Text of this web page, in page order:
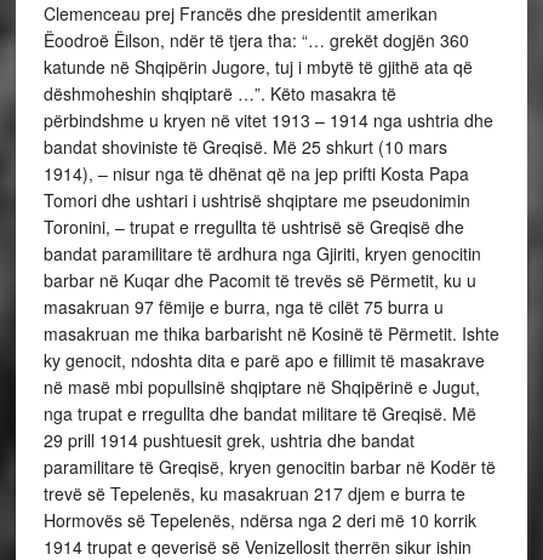
Clemenceau prej Francës dhe presidentit amerikan
Ëoodroë Ëilson, ndër të tjera tha: “… grekët dogjën 360
katunde në Shqipërin Jugore, tuj i mbytë të gjithë ata që
dëshmoheshin shqiptarë …”. Këto masakra të
përbindshme u kryen në vitet 1913 – 1914 nga ushtria dhe
bandat shoviniste të Greqisë. Më 25 shkurt (10 mars
1914), – nisur nga të dhënat që na jep prifti Kosta Papa
Tomori dhe ushtari i ushtrisë shqiptare me pseudonimin
Toronini, – trupat e rregullta të ushtrisë së Greqisë dhe
bandat paramilitare të ardhura nga Gjiriti, kryen genocitin
barbar në Kuqar dhe Pacomit të trevës së Përmetit, ku u
masakruan 97 fëmije e burra, nga të cilët 75 burra u
masakruan me thika barbarisht në Kosinë të Përmetit. Ishte
ky genocit, ndoshta dita e parë apo e fillimit të masakrave
në masë mbi popullsinë shqiptare në Shqipërinë e Jugut,
nga trupat e rregullta dhe bandat militare të Greqisë. Më
29 prill 1914 pushtuesit grek, ushtria dhe bandat
paramilitare të Greqisë, kryen genocitin barbar në Kodër të
trevë së Tepelenës, ku masakruan 217 djem e burra te
Hormovës së Tepelenës, ndërsa nga 2 deri më 10 korrik
1914 trupat e qeverisë së Venizellosit therrën sikur ishin